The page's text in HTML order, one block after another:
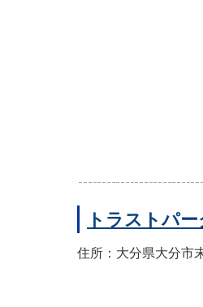
トラストパ
住所：大分県大分市